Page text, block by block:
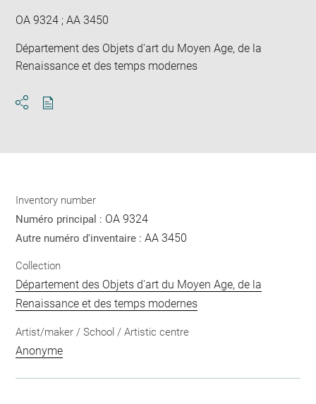
OA 9324 ; AA 3450
Département des Objets d'art du Moyen Age, de la
Renaissance et des temps modernes
Inventory number
Numéro principal : OA 9324
Autre numéro d'inventaire :AA 3450
Collection
Département des Objets d'art du Moyen Age, de la
Renaissance et des temps modernes
Artist/maker / School / Artistic centre
Anonyme